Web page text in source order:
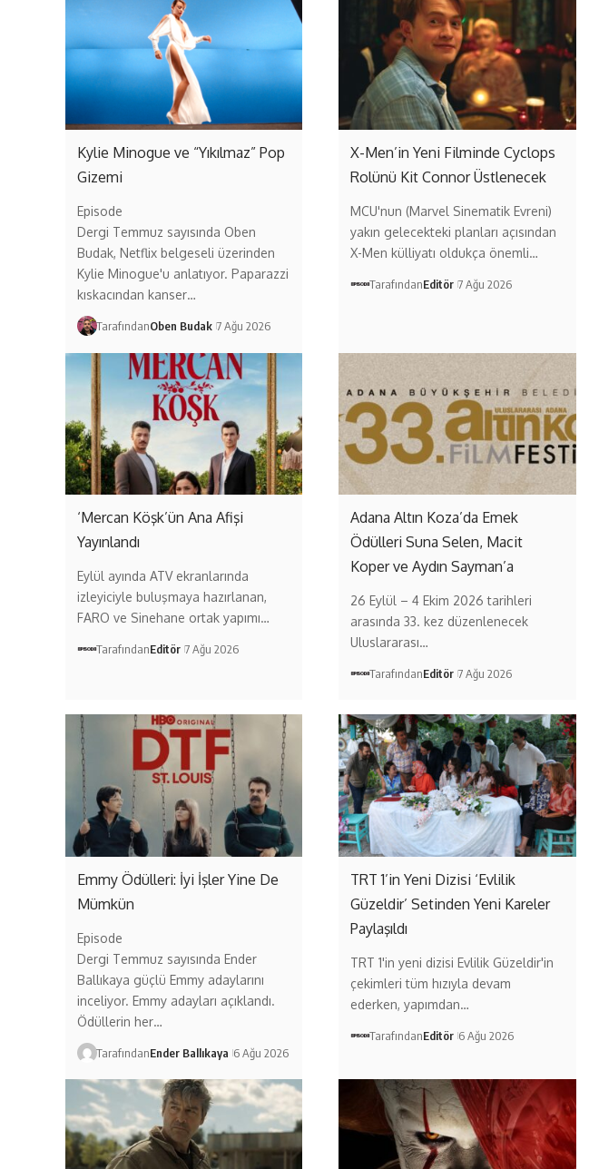
Kylie Minogue ve “Yıkılmaz” Pop
Gizemi
Episode
Dergi Temmuz sayısında Oben
Budak, Netflix belgeseli üzerinden
Kylie Minogue'u anlatıyor. Paparazzi
kıskacından kanser…
TarafındanOben Budak 7 Ağu 2026
X-Men’in Yeni Filminde Cyclops
Rolünü Kit Connor Üstlenecek
MCU'nun (Marvel Sinematik Evreni)
yakın gelecekteki planları açısından
X-Men külliyatı oldukça önemli…
TarafındanEditör 7 Ağu 2026
‘Mercan Köşk’ün Ana Afişi
Yayınlandı
Eylül ayında ATV ekranlarında
izleyiciyle buluşmaya hazırlanan,
FARO ve Sinehane ortak yapımı…
TarafındanEditör 7 Ağu 2026
Adana Altın Koza’da Emek
Ödülleri Suna Selen, Macit
Koper ve Aydın Sayman’a
26 Eylül – 4 Ekim 2026 tarihleri
arasında 33. kez düzenlenecek
Uluslararası…
TarafındanEditör 7 Ağu 2026
Emmy Ödülleri: İyi İşler Yine De
Mümkün
Episode
Dergi Temmuz sayısında Ender
Ballıkaya güçlü Emmy adaylarını
inceliyor. Emmy adayları açıklandı.
Ödüllerin her…
TarafındanEnder Ballıkaya 6 Ağu 2026
TRT 1’in Yeni Dizisi ‘Evlilik
Güzeldir’ Setinden Yeni Kareler
Paylaşıldı
TRT 1'in yeni dizisi Evlilik Güzeldir'in
çekimleri tüm hızıyla devam
ederken, yapımdan…
TarafındanEditör 6 Ağu 2026